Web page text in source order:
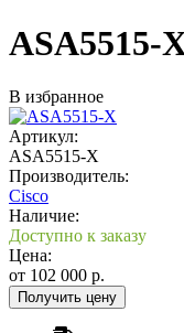
ASA5515-
В избранное
Артикул:
ASA5515-X
Производитель:
Cisco
Наличие:
Доступно к заказу
Цена:
от 102 000 р.
Получить цену